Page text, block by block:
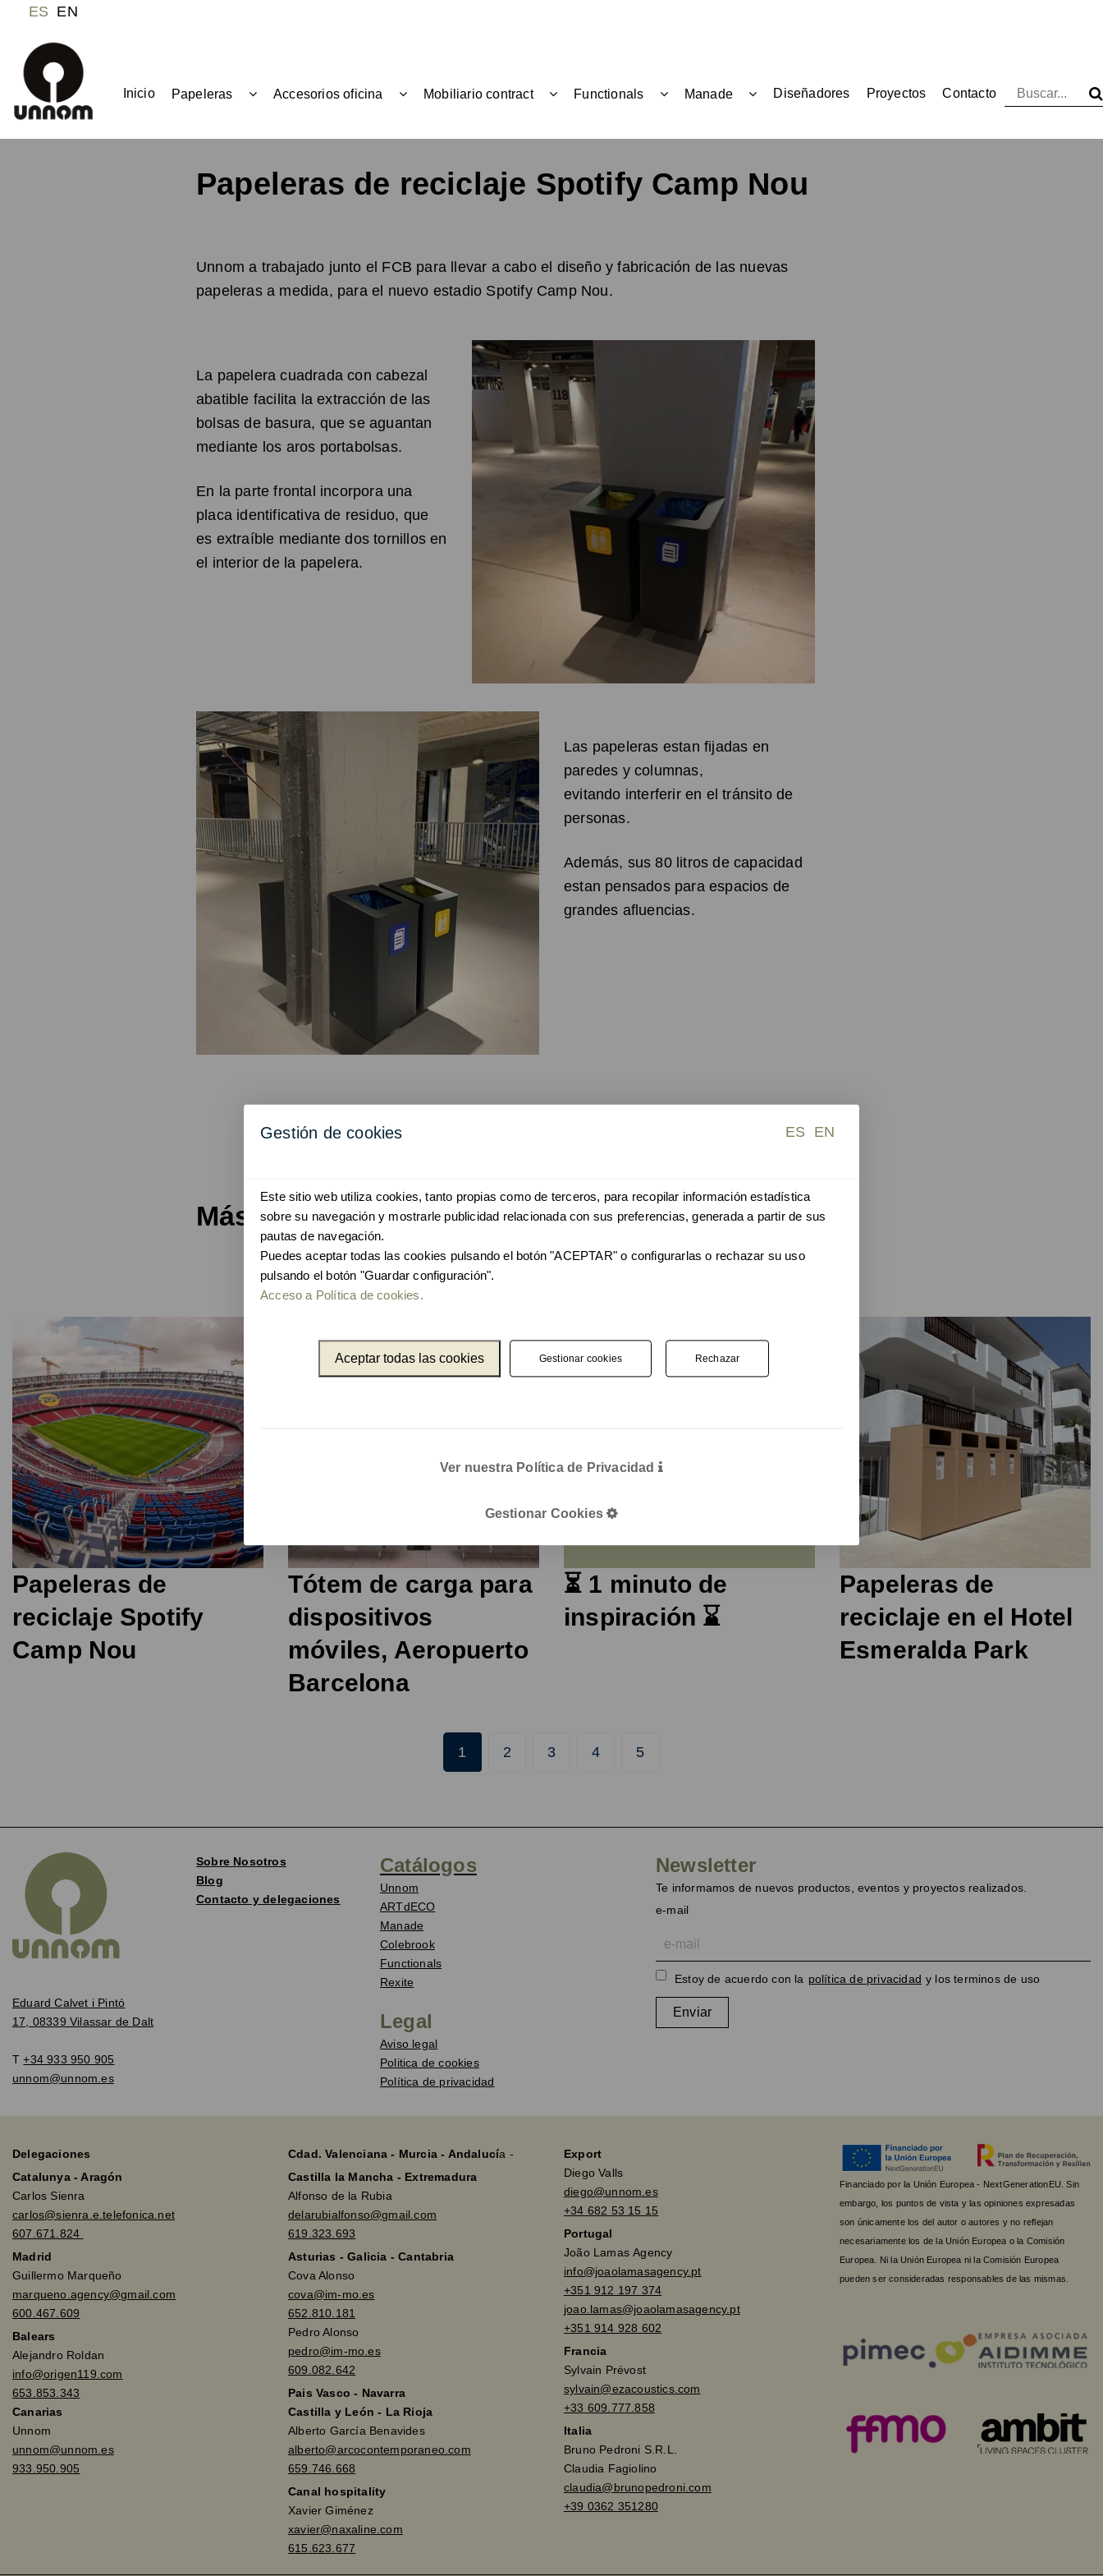
ES EN
Inicio Papeleras Accesorios oficina Mobiliario contract Functionals Manade Diseñadores Proyectos Contacto
Papeleras de reciclaje Spotify Camp Nou
Unnom a trabajado junto el FCB para llevar a cabo el diseño y fabricación de las nuevas
papeleras a medida, para el nuevo estadio Spotify Camp Nou.
La papelera cuadrada con cabezal
abatible facilita la extracción de las
bolsas de basura, que se aguantan
mediante los aros portabolsas.
En la parte frontal incorpora una
placa identificativa de residuo, que
es extraíble mediante dos tornillos en
el interior de la papelera.
Las papeleras estan fijadas en
paredes y columnas,
evitando interferir en el tránsito de
personas.
Además, sus 80 litros de capacidad
estan pensados para espacios de
grandes afluencias.
Más proyectos Unnom
Papeleras de
reciclaje Spotify
Camp Nou
Tótem de carga para
dispositivos
móviles, Aeropuerto
Barcelona
⏳ 1 minuto de
inspiración ⌛
Papeleras de
reciclaje en el Hotel
Esmeralda Park
1 2 3 4 5
Gestión de cookies ES EN
Este sitio web utiliza cookies, tanto propias como de terceros, para recopilar información estadística
sobre su navegación y mostrarle publicidad relacionada con sus preferencias, generada a partir de sus
pautas de navegación.
Puedes aceptar todas las cookies pulsando el botón "ACEPTAR" o configurarlas o rechazar su uso
pulsando el botón "Guardar configuración".
Acceso a Política de cookies.
Aceptar todas las cookies Gestionar cookies Rechazar
Ver nuestra Política de Privacidad
Gestionar Cookies
Eduard Calvet i Pintó
17, 08339 Vilassar de Dalt
T+34 933 950 905
unnom@unnom.es
Sobre Nosotros
Blog
Contacto y delegaciones
Catálogos
Unnom
ARTdECO
Manade
Colebrook
Functionals
Rexite
Legal
Aviso legal
Politica de cookies
Política de privacidad
Newsletter
Te informamos de nuevos productos, eventos y proyectos realizados.
e-mail
Estoy de acuerdo con la política de privacidad y los terminos de uso
Enviar
Delegaciones
Catalunya - Aragón
Carlos Sienra
carlos@sienra.e.telefonica.net
607.671.824
Madrid
Guillermo Marqueño
marqueno.agency@gmail.com
600.467.609
Balears
Alejandro Roldan
info@origen119.com
653.853.343
Canarias
Unnom
unnom@unnom.es
933.950.905
Cdad. Valenciana - Murcia - Andalucía -
Castilla la Mancha - Extremadura
Alfonso de la Rubia
delarubialfonso@gmail.com
619.323.693
Asturias - Galicia - Cantabria
Cova Alonso
cova@im-mo.es
652.810.181
Pedro Alonso
pedro@im-mo.es
609.082.642
Pais Vasco - Navarra
Castilla y León - La Rioja
Alberto García Benavides
alberto@arcocontemporaneo.com
659.746.668
Canal hospitality
Xavier Giménez
xavier@naxaline.com
615.623.677
Export
Diego Valls
diego@unnom.es
+34 682 53 15 15
Portugal
João Lamas Agency
info@joaolamasagency.pt
+351 912 197 374
joao.lamas@joaolamasagency.pt
+351 914 928 602
Francia
Sylvain Prévost
sylvain@ezacoustics.com
+33 609.777.858
Italia
Bruno Pedroni S.R.L.
Claudia Fagiolino
claudia@brunopedroni.com
+39 0362 351280
Financiado por la Unión Europea - NextGenerationEU. Sin
embargo, los puntos de vista y las opiniones expresadas
son únicamente los del autor o autores y no reflejan
necesariamente los de la Unión Europea o la Comisión
Europea. Ni la Unión Europea ni la Comisión Europea
pueden ser consideradas responsables de las mismas.